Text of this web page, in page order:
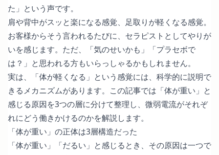
た」という声です。
肩や背中がスッと楽になる感覚、足取りが軽くなる感覚。
お客様からそう言われるたびに、セラピストとしてやりが
いを感じます。ただ、「気のせいかも」「プラセボで
は？」と思われる方もいらっしゃるかもしれません。
実は、「体が軽くなる」という感覚には、科学的に説明で
きるメカニズムがあります。この記事では「体が重い」と
感じる原因を3つの層に分けて整理し、微弱電流がそれぞ
れにどう働きかけるのかを解説します。
「体が重い」の正体は3層構造だった
「体が重い」「だるい」と感じるとき、その原因は一つで